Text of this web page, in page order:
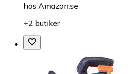
hos Amazon.se
+2 butiker